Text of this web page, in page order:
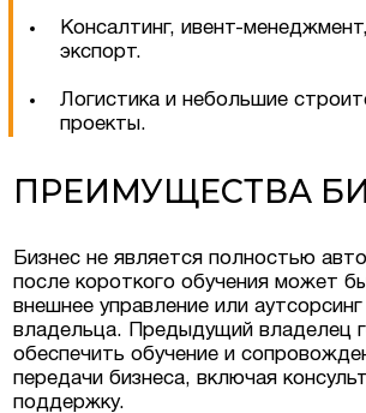
Консалтинг, ивент-
экспорт.
Логистика и небольшие
проекты.
ПРЕИМУЩЕСТВА
Бизнес не является полностью
после короткого обучения может
внешнее управление или
владельца. Предыдущий владелец
обеспечить обучение и
передачи бизнеса, включая
поддержку.